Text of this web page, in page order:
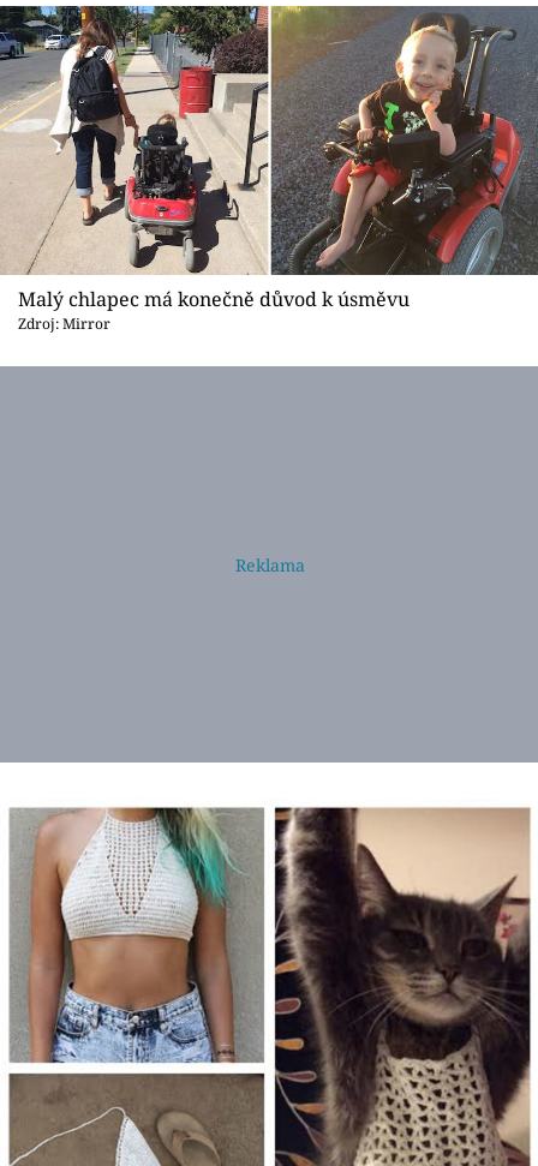
Malý chlapec má konečně důvod k úsměvu
Zdroj: Mirror